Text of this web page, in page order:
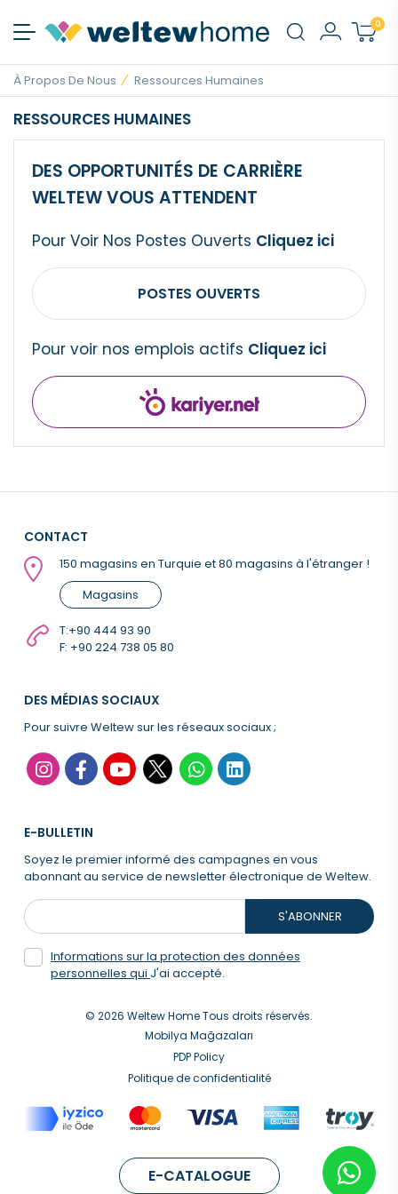
0
À Propos De Nous Ressources Humaines
RESSOURCES HUMAINES
DES OPPORTUNITÉS DE CARRIÈRE
WELTEW VOUS ATTENDENT
Pour Voir Nos Postes Ouverts Cliquez ici
POSTES OUVERTS
Pour voir nos emplois actifs Cliquez ici
CONTACT
150 magasins en Turquie et 80 magasins à l'étranger !
Magasins
T:+90 444 93 90
F: +90 224 738 05 80
DES MÉDIAS SOCIAUX
Pour suivre Weltew sur les réseaux sociaux ;
E-BULLETIN
Soyez le premier informé des campagnes en vous
abonnant au service de newsletter électronique de Weltew.
Informations sur la protection des données
personnelles qui J'ai accepté.
S'ABONNER
© 2026 Weltew Home Tous droits réservés.
Mobilya Mağazaları
PDP Policy
Politique de confidentialité
E-CATALOGUE